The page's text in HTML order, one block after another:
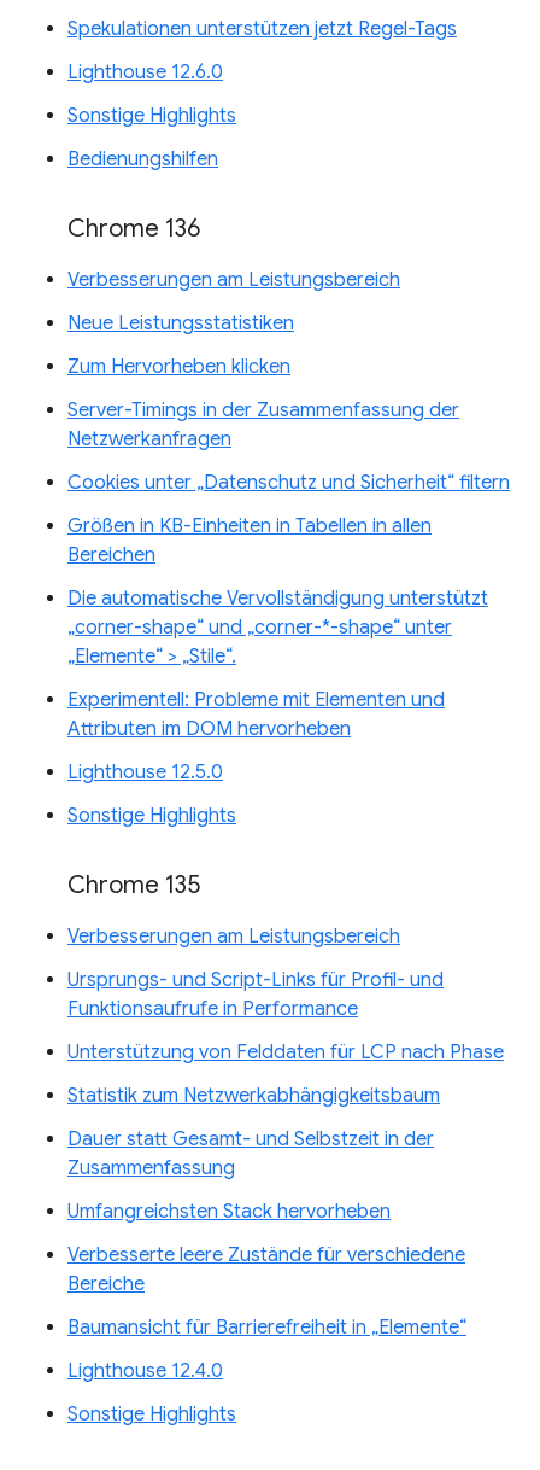
Spekulationen unterstützen jetzt Regel-Tags
Lighthouse 12.6.0
Sonstige Highlights
Bedienungshilfen
Chrome 136
Verbesserungen am Leistungsbereich
Neue Leistungsstatistiken
Zum Hervorheben klicken
Server-Timings in der Zusammenfassung der
Netzwerkanfragen
Cookies unter „Datenschutz und Sicherheit“ filtern
Größen in KB-Einheiten in Tabellen in allen
Bereichen
Die automatische Vervollständigung unterstützt
„corner-shape“ und „corner-*-shape“ unter
„Elemente“ > „Stile“.
Experimentell: Probleme mit Elementen und
Attributen im DOM hervorheben
Lighthouse 12.5.0
Sonstige Highlights
Chrome 135
Verbesserungen am Leistungsbereich
Ursprungs- und Script-Links für Profil- und
Funktionsaufrufe in Performance
Unterstützung von Felddaten für LCP nach Phase
Statistik zum Netzwerkabhängigkeitsbaum
Dauer statt Gesamt- und Selbstzeit in der
Zusammenfassung
Umfangreichsten Stack hervorheben
Verbesserte leere Zustände für verschiedene
Bereiche
Baumansicht für Barrierefreiheit in „Elemente“
Lighthouse 12.4.0
Sonstige Highlights